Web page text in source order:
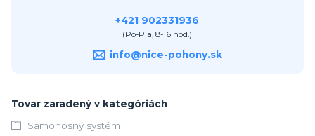
+421 902331936
(Po-Pia, 8-16 hod.)
info@nice-pohony.sk
Tovar zaradený v kategóriách
Samonosný systém